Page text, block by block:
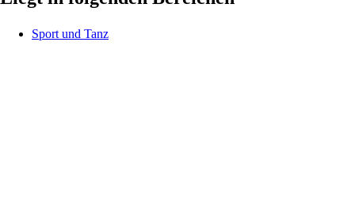
Sport und Tanz